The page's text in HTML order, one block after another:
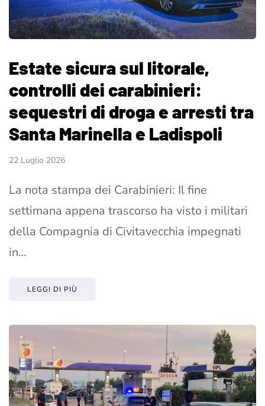
Estate sicura sul litorale,
controlli dei carabinieri:
sequestri di droga e arresti tra
Santa Marinella e Ladispoli
22 Luglio 2026
La nota stampa dei Carabinieri: Il fine
settimana appena trascorso ha visto i militari
della Compagnia di Civitavecchia impegnati
in…
LEGGI DI PIÙ